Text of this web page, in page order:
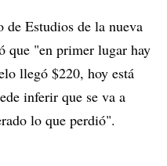
Estudios de la nueva
que "en primer lugar hay
llegó $220, hoy está
inferir que se va a
lo que perdió".